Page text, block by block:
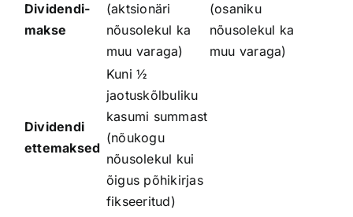
Dividendi­
makse
(aktsionäri
nõusolekul ka
muu varaga)
(osaniku
nõusolekul ka
muu varaga)
Dividendi
ettemaksed
Kuni ½
jaotuskõlbuliku
kasumi summast
(nõukogu
nõusolekul kui
õigus põhikirjas
fikseeritud)